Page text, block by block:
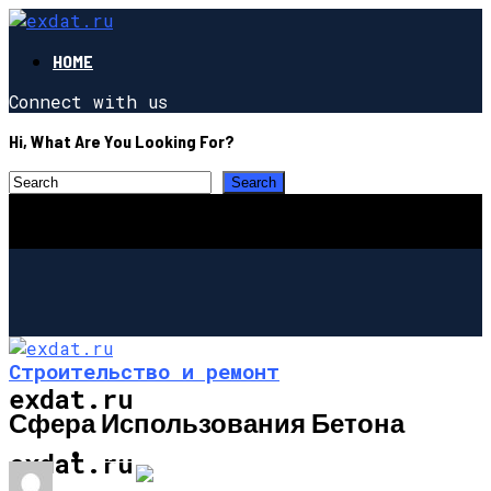
HOME
Connect with us
Hi, What Are You Looking For?
exdat.ru
exdat.ru
Строительство и ремонт
Сфера Использования Бетона